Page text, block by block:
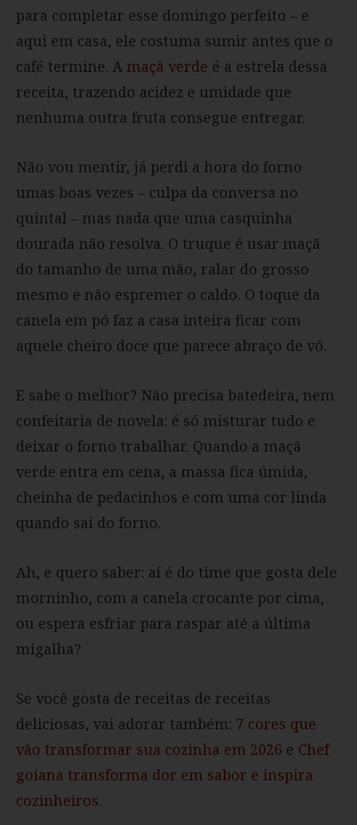
para completar esse domingo perfeito – e
aqui em casa, ele costuma sumir antes que o
café termine. A maçã verde é a estrela dessa
receita, trazendo acidez e umidade que
nenhuma outra fruta consegue entregar.
Não vou mentir, já perdi a hora do forno
umas boas vezes – culpa da conversa no
quintal – mas nada que uma casquinha
dourada não resolva. O truque é usar maçã
do tamanho de uma mão, ralar do grosso
mesmo e não espremer o caldo. O toque da
canela em pó faz a casa inteira ficar com
aquele cheiro doce que parece abraço de vó.
E sabe o melhor? Não precisa batedeira, nem
confeitaria de novela: é só misturar tudo e
deixar o forno trabalhar. Quando a maçã
verde entra em cena, a massa fica úmida,
cheinha de pedacinhos e com uma cor linda
quando sai do forno.
Ah, e quero saber: aí é do time que gosta dele
morninho, com a canela crocante por cima,
ou espera esfriar para raspar até a última
migalha?
Se você gosta de receitas de receitas
deliciosas, vai adorar também: 7 cores que
vão transformar sua cozinha em 2026 e Chef
goiana transforma dor em sabor e inspira
cozinheiros.